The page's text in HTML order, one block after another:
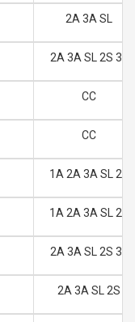
2A 3A SL
2A 3A SL 2S 3E
CC
CC
1A 2A 3A SL 2S
1A 2A 3A SL 2S
2A 3A SL 2S 3E
2A 3A SL 2S